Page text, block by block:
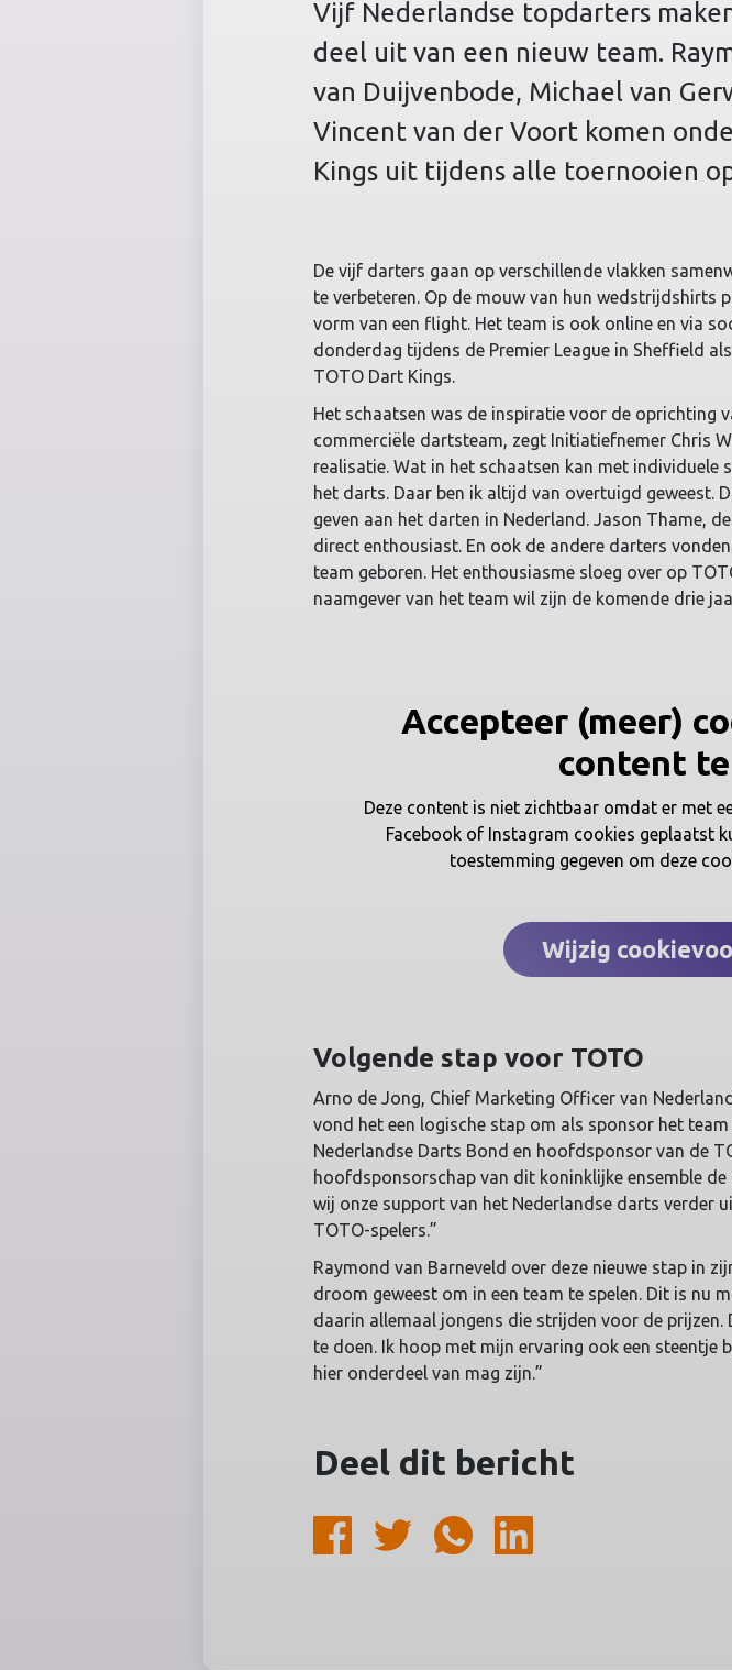
Vijf Nederlandse topdarters
deel uit van een nieuw team.
van Duijvenbode, Michael van
Vincent van der Voort komen
Kings uit tijdens alle toernooien
De vijf darters gaan op verschillende vlakken
te verbeteren. Op de mouw van hun
vorm van een flight. Het team is ook online en via
donderdag tijdens de Premier League in Sheffield
TOTO Dart Kings.
Het schaatsen was de inspiratie voor de oprichting
commerciële dartsteam, zegt Initiatiefnemer Chris
realisatie. Wat in het schaatsen kan met individuele
het darts. Daar ben ik altijd van overtuigd geweest.
geven aan het darten in Nederland. Jason Thame,
direct enthousiast. En ook de andere darters
team geboren. Het enthousiasme sloeg over op
naamgever van het team wil zijn de komende drie
Accepteer (meer)
content
Deze content is niet zichtbaar omdat er met
Facebook of Instagram cookies geplaatst
toestemming gegeven om deze
Wijzig
Volgende stap voor TOTO
Arno de Jong, Chief Marketing Officer van
vond het een logische stap om als sponsor het
Nederlandse Darts Bond en hoofdsponsor van de
hoofdsponsorschap van dit koninklijke ensemble de
wij onze support van het Nederlandse darts verder
TOTO-spelers.”
Raymond van Barneveld over deze nieuwe stap in
droom geweest om in een team te spelen. Dit is nu
daarin allemaal jongens die strijden voor de
te doen. Ik hoop met mijn ervaring ook een steentje
hier onderdeel van mag zijn.”
Deel dit bericht